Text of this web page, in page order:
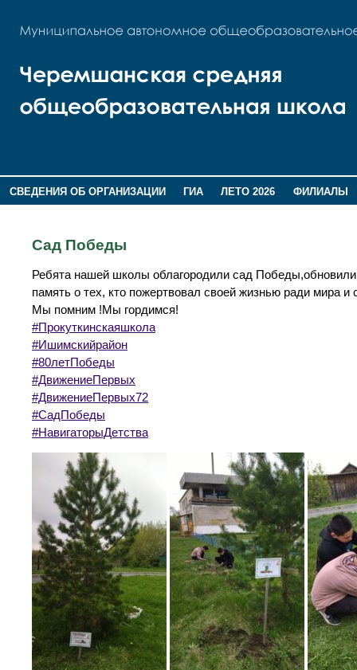
СВЕДЕНИЯ ОБ ОРГАНИЗАЦИИ ГИА ЛЕТО 2026
ФИЛИАЛЫ
Сад Победы
Ребята нашей школы облагородили сад
память о тех, кто пожертвовал своей жизнью ради мира и
Мы помним !Мы гордимся!
#Прокуткинскаяшкола
#Ишимскийрайон
#80летПобеды
#ДвижениеПервых
#ДвижениеПервых72
#СадПобеды
#НавигаторыДетства